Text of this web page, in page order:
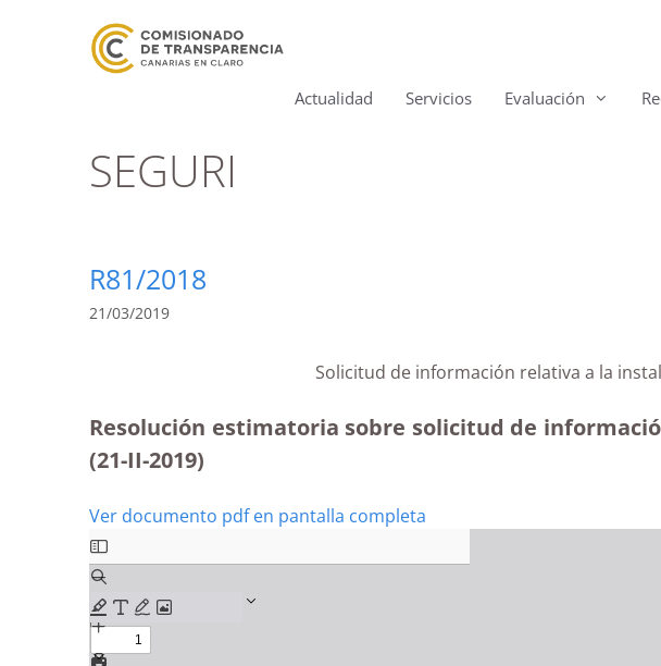
Actualidad Servicios Evaluación
SEGURI
R81/2018
21/03/2019
Solicitud de información relativa a la
Resolución estimatoria sobre solicitud de
(21-II-2019)
Ver documento pdf en pantalla completa